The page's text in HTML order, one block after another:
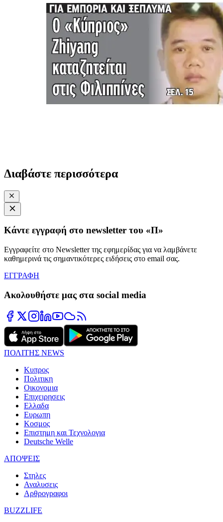
Διαβάστε περισσότερα
Κάντε εγγραφή στο newsletter του «Π»
Εγγραφείτε στο Newsletter της εφημερίδας για να λαμβάνετε
καθημερινά τις σημαντικότερες ειδήσεις στο email σας.
ΕΓΓΡΑΦΗ
Ακολουθήστε μας στα social media
ΠΟΛΙΤΗΣ NEWS
Κυπρος
Πολιτικη
Οικονομια
Επιχειρησεις
Ελλαδα
Ευρωπη
Κοσμος
Επιστημη και Τεχνολογια
Deutsche Welle
ΑΠΟΨΕΙΣ
Στηλες
Αναλυσεις
Αρθρογραφοι
BUZZLIFE